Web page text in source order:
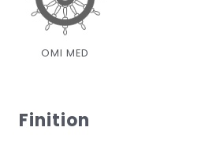
OMI MED
Finition